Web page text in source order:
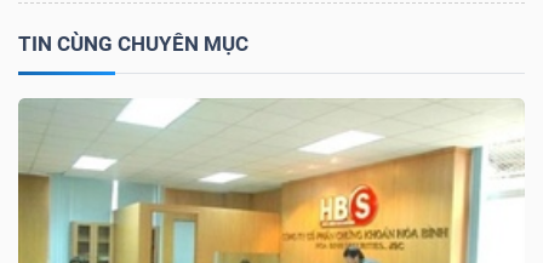
TIN CÙNG CHUYÊN MỤC
tư
Truyền
thông